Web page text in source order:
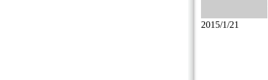
2015/1/21